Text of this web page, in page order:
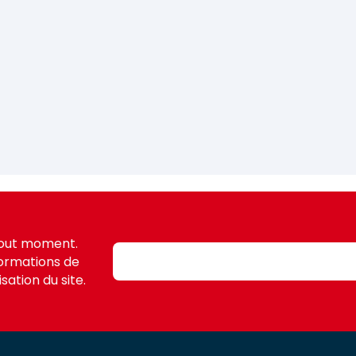
moment.
de
du site.